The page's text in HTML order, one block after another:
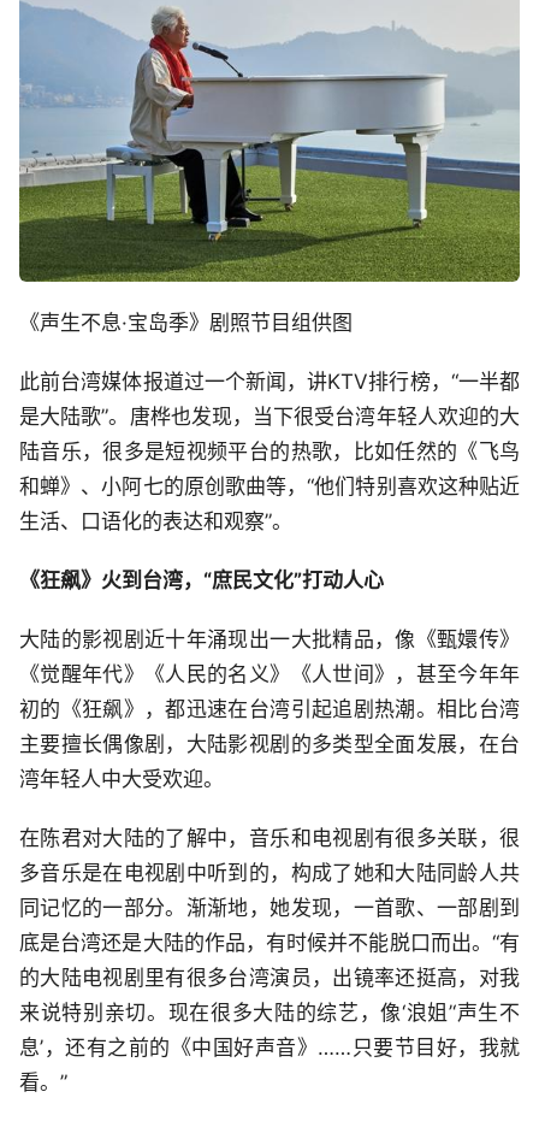
《声生不息·宝岛季》剧照节目组供图
此前台湾媒体报道过一个新闻，讲KTV排行榜，“一半都
是大陆歌”。唐桦也发现，当下很受台湾年轻人欢迎的大
陆音乐，很多是短视频平台的热歌，比如任然的《飞鸟
和蝉》、小阿七的原创歌曲等，“他们特别喜欢这种贴近
生活、口语化的表达和观察”。
《狂飙》火到台湾，“庶民文化”打动人心
大陆的影视剧近十年涌现出一大批精品，像《甄嬛传》
《觉醒年代》《人民的名义》《人世间》，甚至今年年
初的《狂飙》，都迅速在台湾引起追剧热潮。相比台湾
主要擅长偶像剧，大陆影视剧的多类型全面发展，在台
湾年轻人中大受欢迎。
在陈君对大陆的了解中，音乐和电视剧有很多关联，很
多音乐是在电视剧中听到的，构成了她和大陆同龄人共
同记忆的一部分。渐渐地，她发现，一首歌、一部剧到
底是台湾还是大陆的作品，有时候并不能脱口而出。“有
的大陆电视剧里有很多台湾演员，出镜率还挺高，对我
来说特别亲切。现在很多大陆的综艺，像‘浪姐’‘声生不
息’，还有之前的《中国好声音》……只要节目好，我就
看。”